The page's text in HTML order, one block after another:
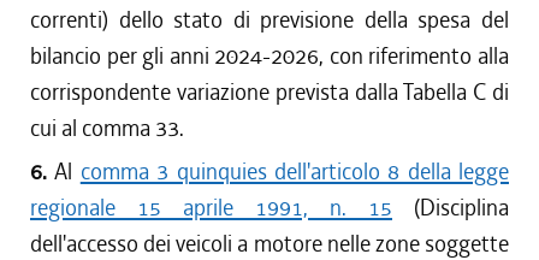
correnti) dello stato di previsione della spesa del
bilancio per gli anni 2024-2026, con riferimento alla
corrispondente variazione prevista dalla Tabella C di
cui al comma 33.
6.Al comma 3 quinquies dell'articolo 8 della legge
regionale 15 aprile 1991, n. 15 (Disciplina
dell'accesso dei veicoli a motore nelle zone soggette